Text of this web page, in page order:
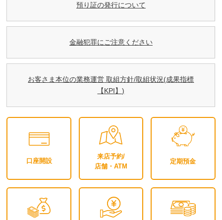
預り証の発行について
金融犯罪にご注意ください
お客さま本位の業務運営 取組⽅針/取組状況(成果指標
【KPI】)
口座開設
来店予約/
店舗・ATM
定期預金